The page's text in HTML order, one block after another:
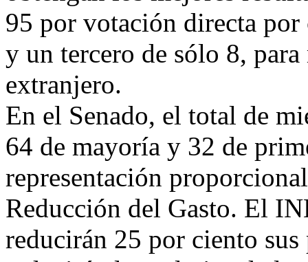
95 por votación directa
y un tercero de sólo 8,
extranjero.
En el Senado, el total de
64 de mayoría y 32 de
representación
Reducción del Gasto. El
reducirán 25 por ciento sus